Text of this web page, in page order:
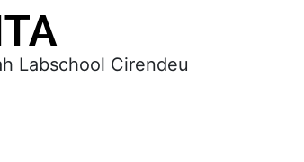
Labschool Cirendeu